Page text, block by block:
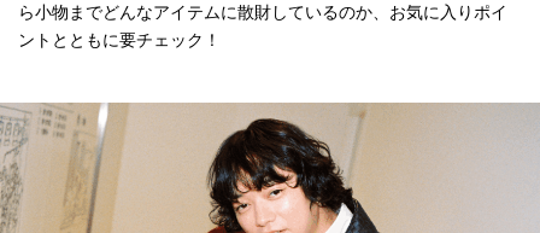
ら小物までどんなアイテムに散財しているのか、お気に入りポイ
ントとともに要チェック！